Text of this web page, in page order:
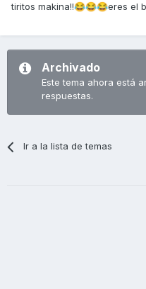
tiritos makina!!😂😂😂eres el
Archivado
Este tema ahora está
respuestas.
Ir a la lista de temas